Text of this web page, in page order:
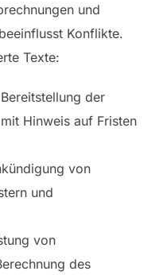
und
Konflikte.
Texte:
der
Hinweis auf Fristen
von
und
von
des